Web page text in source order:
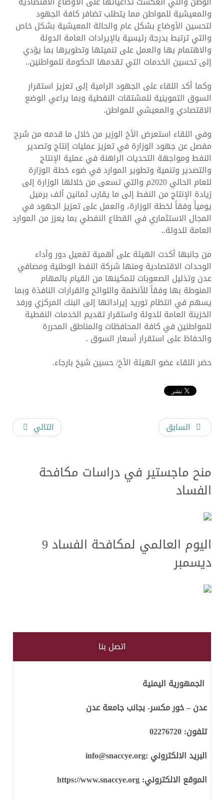
والمعيشية للمواطن مما يتطلب تضافر كافة الجهود
لتحسين الأوضاع بشكل عام والحالة المعيشية بشكل خاص
والتي ترتبط بدرجة رئيسية بالإيرادات العامة الدولة
والاهتمام بها والعمل على تنميتها وتطويرها بما يؤدي
إلى تحسين الخدمات التي تقدمها الحكومة للمواطنين..
وكما أكد اللقاء على الجهود الرامية إلى تعزيز استقرار
السوق التموينية للمشتقات النفطية وبما يراعي الوضع
الاقتصادي والمعيشي للمواطن.
وفي اللقاء استعرض الأخ الوزير من خلال ما قدمه من شرح
مفصل عن جهود الوزارة في تعزيز عمليات إنتاج وتصدير
النفط ومواجهة التحديات الراهنة في عملية الإنتاج
والتصدير وتنمية وتطوير الموارد في ضوء خطة الوزارة
للعام الحالي 2020م والتي تسعى من خلالها الوزارة إلى
زيادة الإنتاج من النفط إلى ما يقارب ثمانين ألف برميل
يومياً وفقاً لخطة الوزارة، والعمل على تعزيز الجهود في
المجال الاستثماري في القطاع النفطي بما يعزز من الموارد
العامة للدولة..
من جانبها أكدت الهيئة على أهمية تفعيل دور وأداء
الوحدات الاقتصادية ومنها شركة النفط الوطنية ومصافي
عدن وتذليل الصعوبات لتمكينها من القيام بالمهام
المنوطة بها وفقاً للأنظمة واللوائح والقرارات النافذة وبما
يسهم في انتظام توريد إيراداتها إلى البنك المركزي ورفد
الخزينة العامة للدولة واستقرار تقديم الخدمات النفطية
للمواطنين في كافة المحافظات والمناطق المحررة
والحفاظ على استقرار أسعار السوق .
حضر اللقاء عضو الهيئة الأخ/ حسين شيخ بارجاء.
السابق التالي
منح ماجستير في دراسات مكافحة
الفساد
اليوم العالمي لمكافحة الفساد 9
ديسمبر
اتصل بنا
الجمهورية اليمنية
عدن – خور مكسر- بجانب جامعة عدن
تلفون:02276720
البريد الالكتروني :info@snaccye.org
الموقع الالكتروني:https://www.snaccye.org